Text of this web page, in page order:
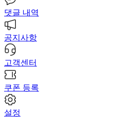
댓글 내역
공지사항
고객센터
쿠폰 등록
설정